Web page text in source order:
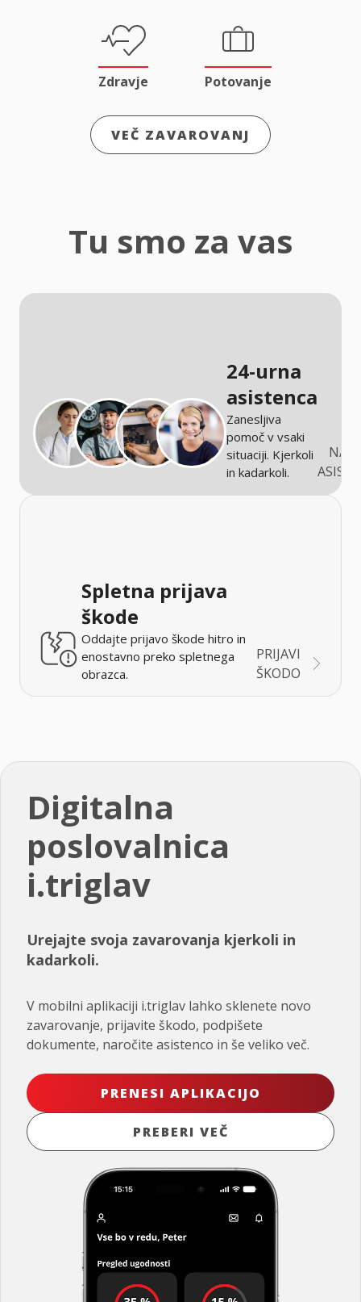
Zdravje Potovanje
VEČ ZAVAROVANJ
Tu smo za vas
24-urna
asistenca
Zanesljiva
pomoč v vsaki
situaciji. Kjerkoli
in kadarkoli.
Spletna prijava
škode
Oddajte prijavo škode hitro in
enostavno preko spletnega
obrazca.
PRIJAVI
ŠKODO
Digitalna
poslovalnica
i.triglav
Urejajte svoja zavarovanja kjerkoli in
kadarkoli.
V mobilni aplikaciji i.triglav lahko sklenete novo
zavarovanje, prijavite škodo, podpišete
dokumente, naročite asistenco in še veliko več.
PRENESI APLIKACIJO
PREBERI VEČ